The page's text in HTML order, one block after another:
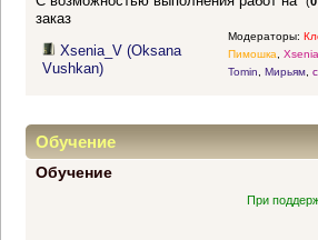
заказ
Xsenia_V (Oksana
Vushkan)
Модераторы:
Пимошка,
Tomin, Мирьям,
Обучение
Обучение
При